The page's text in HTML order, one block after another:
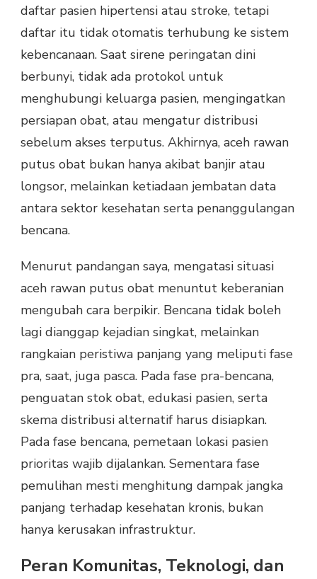
daftar pasien hipertensi atau stroke, tetapi
daftar itu tidak otomatis terhubung ke sistem
kebencanaan. Saat sirene peringatan dini
berbunyi, tidak ada protokol untuk
menghubungi keluarga pasien, mengingatkan
persiapan obat, atau mengatur distribusi
sebelum akses terputus. Akhirnya, aceh rawan
putus obat bukan hanya akibat banjir atau
longsor, melainkan ketiadaan jembatan data
antara sektor kesehatan serta penanggulangan
bencana.
Menurut pandangan saya, mengatasi situasi
aceh rawan putus obat menuntut keberanian
mengubah cara berpikir. Bencana tidak boleh
lagi dianggap kejadian singkat, melainkan
rangkaian peristiwa panjang yang meliputi fase
pra, saat, juga pasca. Pada fase pra-bencana,
penguatan stok obat, edukasi pasien, serta
skema distribusi alternatif harus disiapkan.
Pada fase bencana, pemetaan lokasi pasien
prioritas wajib dijalankan. Sementara fase
pemulihan mesti menghitung dampak jangka
panjang terhadap kesehatan kronis, bukan
hanya kerusakan infrastruktur.
Peran Komunitas, Teknologi, dan